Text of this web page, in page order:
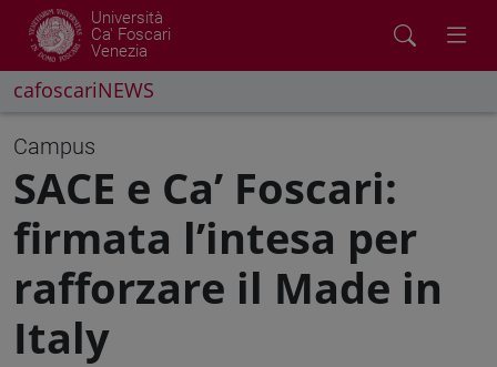
Università
Ca' Foscari
Venezia
cafoscariNEWS
Campus
SACE e Ca’ Foscari:
firmata l’intesa per
rafforzare il Made in
Italy